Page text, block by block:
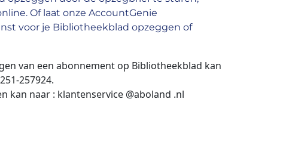
Of laat onze AccountGenie
voor je Bibliotheekblad opzeggen of
van een abonnement op Bibliotheekblad kan
257924.
kan naar : klantenservice @aboland .nl